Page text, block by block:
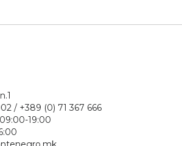
Popov n.1
/ +389 (0) 71 367 666
19:00